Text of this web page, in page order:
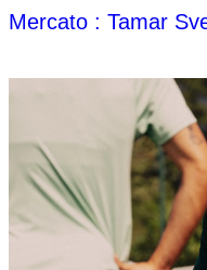
Mercato : Tamar